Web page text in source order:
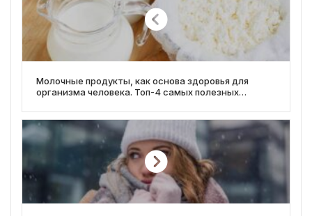
Молочные продукты, как основа здоровья для
организма человека. Топ-4 самых полезных